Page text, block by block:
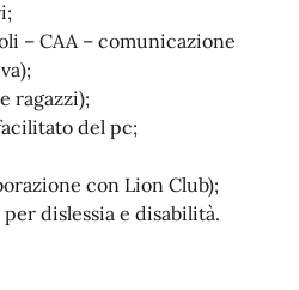
– CAA – comunicazione
ragazzi);
del pc;
con Lion Club);
dislessia e disabilità.